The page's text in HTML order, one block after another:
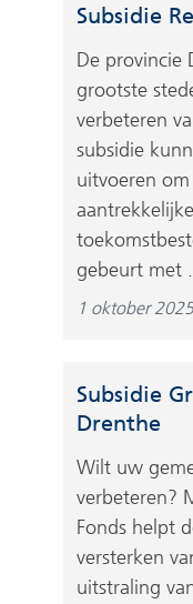
Subsidie
De provincie
grootste
verbeteren
subsidie
uitvoeren
gebeurt met
1 oktober 2025
Subsidie
Drenthe
Wilt uw
verbeteren?
Fonds helpt
versterken
uitstraling